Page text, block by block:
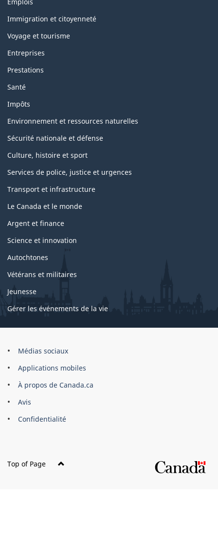
topics
Immigration et citoyenneté
Voyage et tourisme
Entreprises
Prestations
Santé
Impôts
Environnement et ressources naturelles
Sécurité nationale et défense
Culture, histoire et sport
Services de police, justice et urgences
Transport et infrastructure
Le Canada et le monde
Argent et finance
Science et innovation
Autochtones
Vétérans et militaires
Jeunesse
Gérer les événements de la vie
Organisation
gouvernement
du
Canada
Médias sociaux
Applications mobiles
À propos de Canada.ca
Avis
Confidentialité
Top of Page